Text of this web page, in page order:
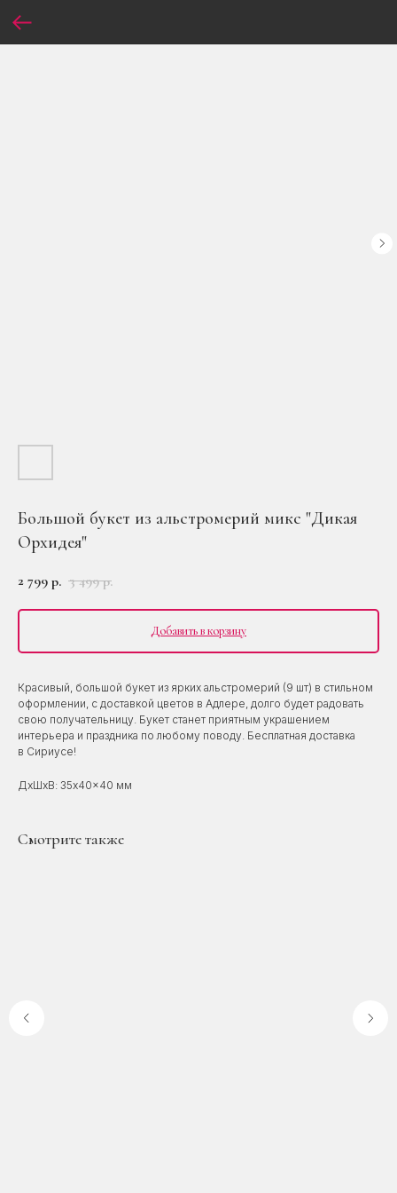
Большой букет из альстромерий микс "Дикая
Орхидея"
2 799 р. 3 499 р.
Добавить в корзину
Красивый, большой букет из ярких альстромерий (9 шт) в стильном
оформлении, с доставкой цветов в Адлере, долго будет радовать
свою получательницу. Букет станет приятным украшением
интерьера и праздника по любому поводу. Бесплатная доставка
в Сириусе!
ДxШxВ: 35x40x40 мм
Смотрите также